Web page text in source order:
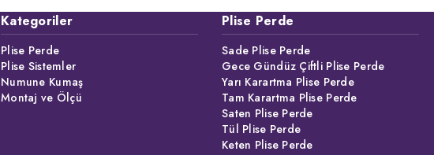
Kategoriler
Plise Perde
Plise Sistemler
Numune Kumaş
Montaj ve Ölçü
Plise Perde
Sade Plise Perde
Gece Gündüz Çiftli Plise Perde
Yarı Karartma Plise Perde
Tam Karartma Plise Perde
Saten Plise Perde
Tül Plise Perde
Keten Plise Perde